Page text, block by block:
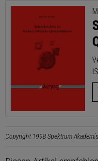
Copyright 1998 Spektrum